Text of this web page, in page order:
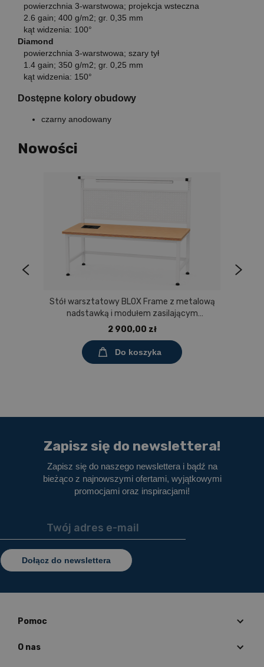
powierzchnia 3-warstwowa; projekcja wsteczna
2.6 gain; 400 g/m2; gr. 0,35 mm
kąt widzenia: 100°
Diamond
powierzchnia 3-warstwowa; szary tył
1.4 gain; 350 g/m2; gr. 0,25 mm
kąt widzenia: 150°
Dostępne kolory obudowy
czarny anodowany
Nowości
Stół warsztatowy BLOX Frame z metalową
nadstawką i modułem zasilającym
Prostokąt 1200x600 mm, rozmiar 4-6, blat
2 900,00 zł
Do koszyka
Zapisz się do newslettera!
Zapisz się do naszego newslettera i bądź na
bieżąco z najnowszymi ofertami, wyjątkowymi
promocjami oraz inspiracjami!
Dołącz do newslettera
Pomoc
O nas